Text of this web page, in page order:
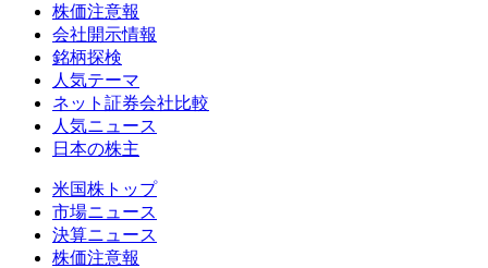
株価注意報
会社開示情報
銘柄探検
人気テーマ
ネット証券会社比較
人気ニュース
日本の株主
米国株トップ
市場ニュース
決算ニュース
株価注意報